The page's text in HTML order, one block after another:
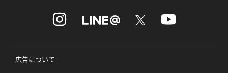
広告について